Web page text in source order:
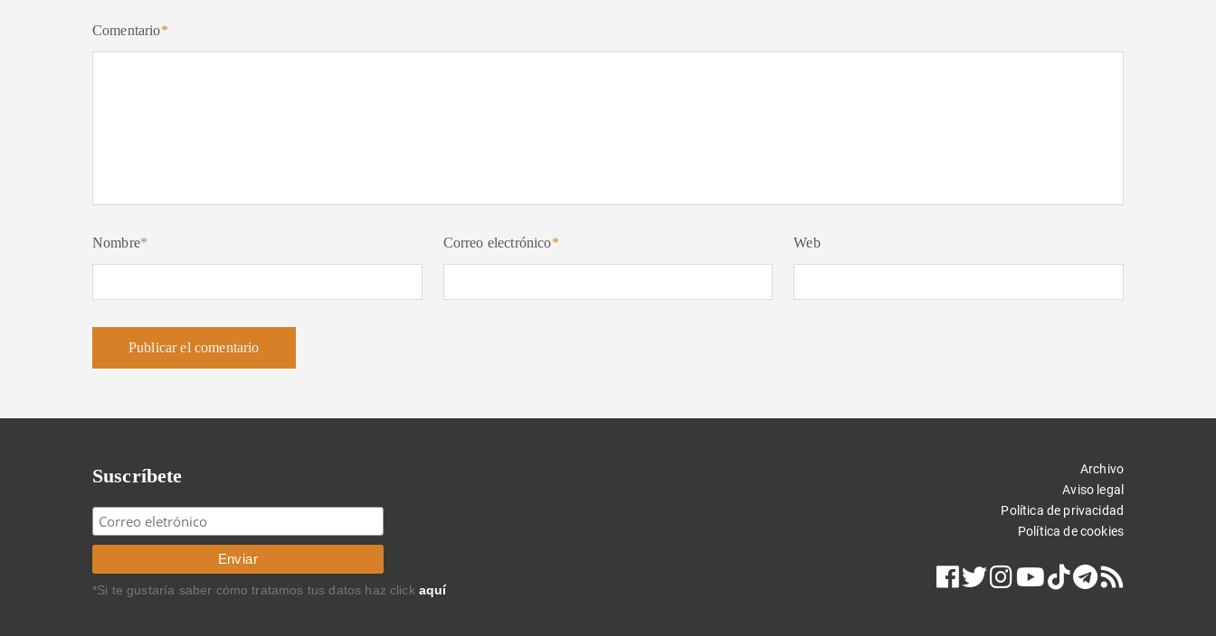
Comentario*
Nombre* Correo electrónico* Web
Suscríbete
*Si te gustaría saber cómo tratamos tus datos haz click aquí
Archivo
Aviso legal
Política de privacidad
Política de cookies